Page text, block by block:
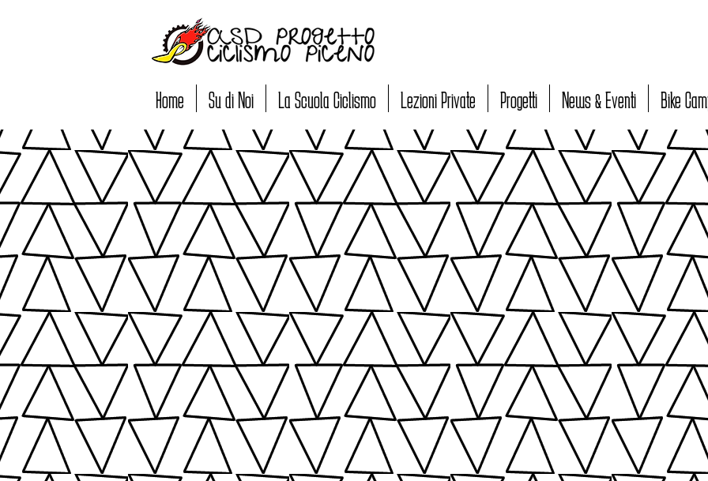
Home Su di Noi La Scuola Ciclismo Lezioni Private Progetti News & Eventi Bike